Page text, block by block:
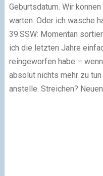
Geburtsdatum. Wir
warten. Oder ich wasche
39.SSW: Momentan
ich die letzten Jahre
reingeworfen habe –
absolut nichts mehr zu
anstelle. Streichen?